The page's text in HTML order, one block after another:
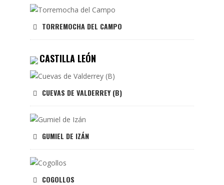
TORREMOCHA DEL CAMPO
CASTILLA LEÓN
CUEVAS DE VALDERREY (B)
GUMIEL DE IZÁN
COGOLLOS